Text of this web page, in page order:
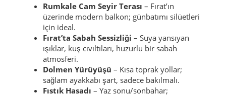
Rumkale Cam Seyir Terası – Fırat’ın
üzerinde modern balkon; günbatımı silüetleri
için ideal.
Fırat’ta Sabah Sessizliği – Suya yansıyan
ışıklar, kuş cıvıltıları, huzurlu bir sabah
atmosferi.
Dolmen Yürüyüşü – Kısa toprak yollar;
sağlam ayakkabı şart, sadece bakılmalı.
Fıstık Hasadı – Yaz sonu/sonbahar;